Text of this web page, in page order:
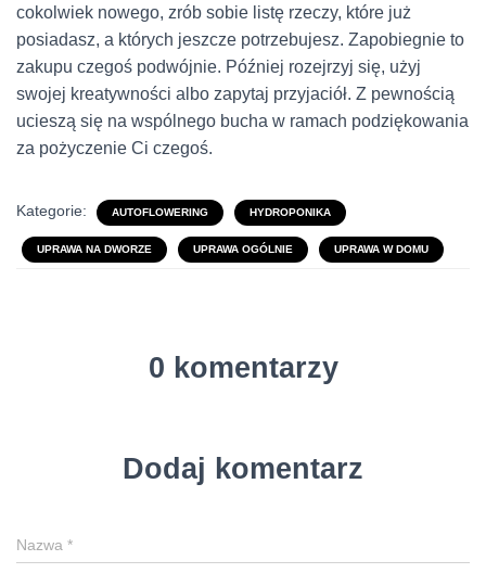
cokolwiek nowego, zrób sobie listę rzeczy, które już
posiadasz, a których jeszcze potrzebujesz. Zapobiegnie to
zakupu czegoś podwójnie. Później rozejrzyj się, użyj
swojej kreatywności albo zapytaj przyjaciół. Z pewnością
ucieszą się na wspólnego bucha w ramach podziękowania
za pożyczenie Ci czegoś.
Kategorie: AUTOFLOWERING HYDROPONIKA
UPRAWA NA DWORZE UPRAWA OGÓLNIE UPRAWA W DOMU
0 komentarzy
Dodaj komentarz
Nazwa *